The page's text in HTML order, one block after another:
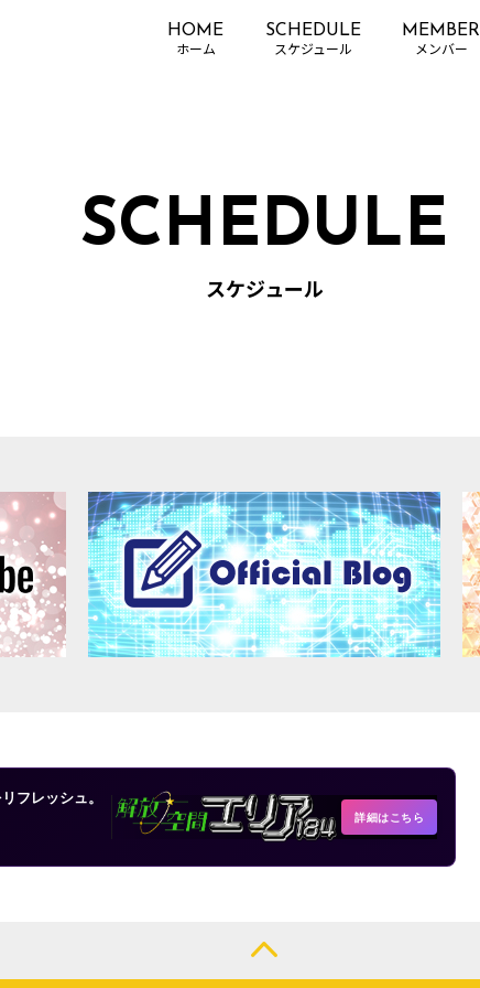
HOME SCHEDULE MEMBER
SCHEDULE
スケジュール
フレッシュ。
詳細はこちら